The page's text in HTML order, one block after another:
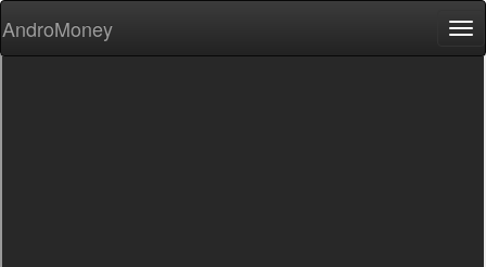
AndroMoney